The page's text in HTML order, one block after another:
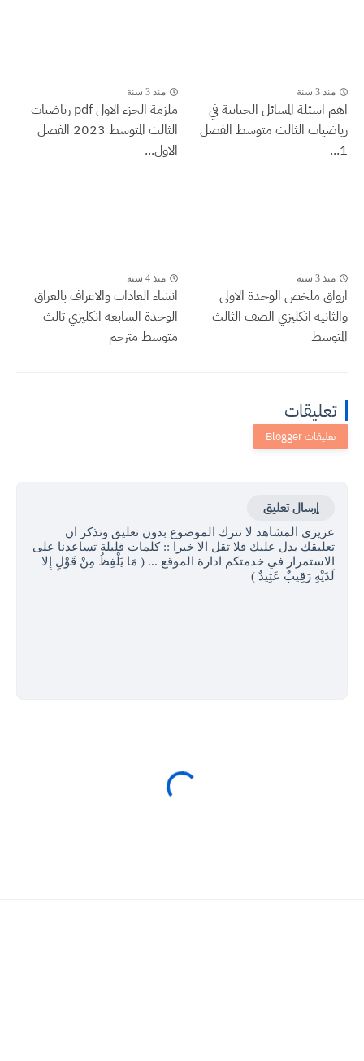
منذ 3 سنة
اهم اسئلة المسائل الحياتية في
رياضيات الثالث متوسط الفصل
1...
منذ 3 سنة
ملزمة الجزء الاول pdf رياضيات
الثالث المتوسط 2023 الفصل
الاول...
منذ 3 سنة
ارواق ملخص الوحدة الاولى
والثانية انكليزي الصف الثالث
المتوسط
منذ 4 سنة
انشاء العادات والاعراف بالعراق
الوحدة السابعة انكليزي ثالث
متوسط مترجم
تعليقات
إرسال تعليق
عزيزي المشاهد لا تترك الموضوع بدون تعليق وتذكر ان
تعليقك يدل عليك فلا تقل الا خيرا :: كلمات قليلة تساعدنا على
الاستمرار في خدمتكم ادارة الموقع ... ( مَا يَلْفِظُ مِنْ قَوْلٍ إِلا
لَدَيْهِ رَقِيبٌ عَتِيدٌ )